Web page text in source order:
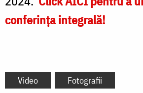
conferința integrală!
Video Fotografii